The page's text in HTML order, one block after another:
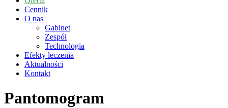
Cennik
O nas
Gabinet
Zespół
Technologia
Efekty leczenia
Aktualności
Kontakt
Pantomogram